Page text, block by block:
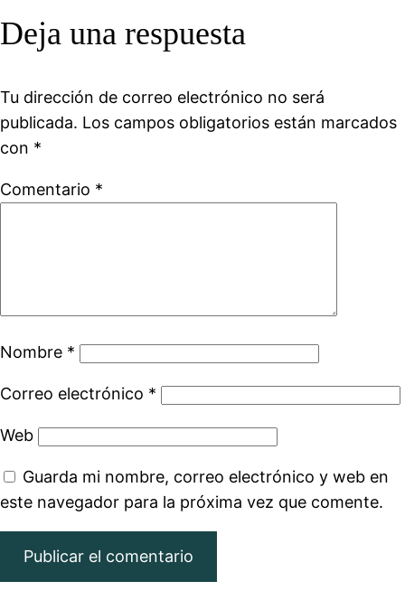
Deja una respuesta
Tu dirección de correo electrónico no será
publicada. Los campos obligatorios están marcados
con *
Comentario *
Nombre *
Correo electrónico *
Web
Guarda mi nombre, correo electrónico y web en
este navegador para la próxima vez que comente.